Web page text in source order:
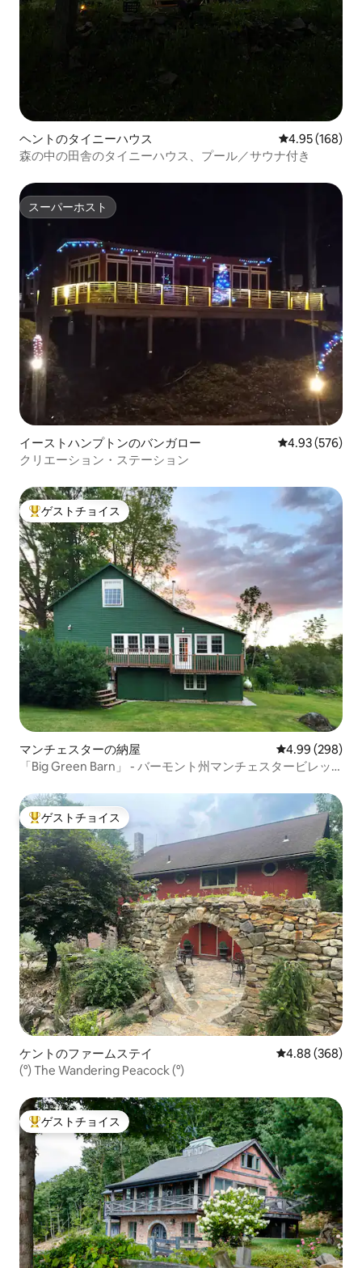
ヘントのタイニーハウス レビュー168
4.95 (168)
森の中の田舎のタイニーハウス、プール／サウナ付き
スーパーホスト
スーパーホスト
イーストハンプトンのバンガロー レビュー576
4.93 (576)
クリエーション・ステーション
大好評のゲストチョイスです。
ゲストチョイス
マンチェスターの納屋 レビュー298
4.99 (298)
「Big Green Barn」 - バーモント州マンチェスタービレッ
大好評のゲストチョイスです。
ゲストチョイス
ケントのファームステイ レビュー368
4.88 (368)
(°) The Wandering Peacock (°)
大好評のゲストチョイスです。
ゲストチョイス